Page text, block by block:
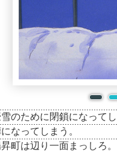
のために閉鎖になって
なってしまう。
町は辺り一面まっしろ